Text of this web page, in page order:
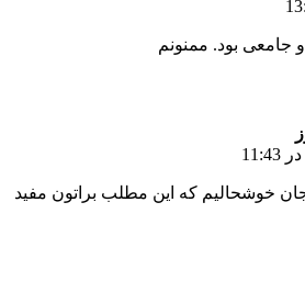
بود. ممنونم
خوشحالیم که این مطلب براتون مفید